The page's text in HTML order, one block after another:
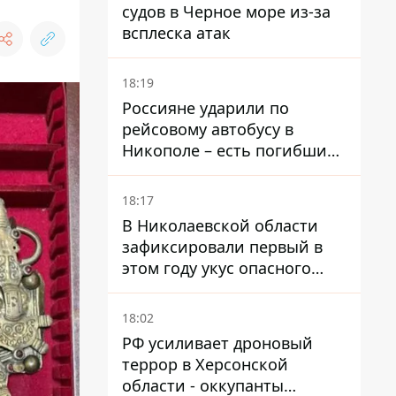
судов в Черное море из-за
всплеска атак
18:19
Россияне ударили по
рейсовому автобусу в
Никополе – есть погибший
и раненые
18:17
В Николаевской области
зафиксировали первый в
этом году укус опасного
каракурта
18:02
РФ усиливает дроновый
террор в Херсонской
области - оккупанты